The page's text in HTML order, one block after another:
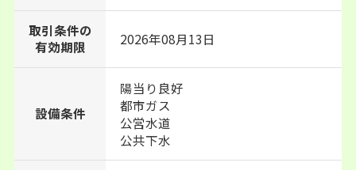
取引条件の
有効期限
2026年08月13日
設備条件
陽当り良好
都市ガス
公営水道
公共下水